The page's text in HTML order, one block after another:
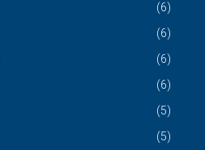
(6)
(6)
(6)
(6)
(5)
(5)